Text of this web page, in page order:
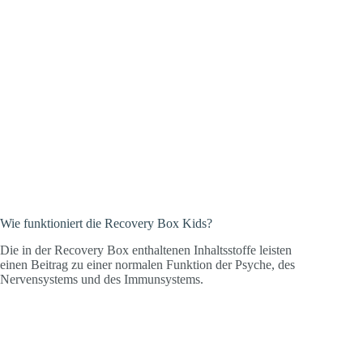
Wie funktioniert die Recovery Box Kids?
Die in der Recovery Box enthaltenen Inhaltsstoffe leisten
einen Beitrag zu einer normalen Funktion der Psyche, des
Nervensystems und des Immunsystems.